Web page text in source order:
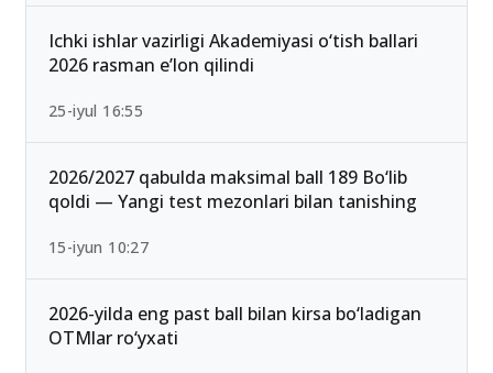
13-iyun 00:02
Ichki ishlar vazirligi Akademiyasi o‘tish ballari
2026 rasman e’lon qilindi
25-iyul 16:55
2026/2027 qabulda maksimal ball 189 Bo‘lib
qoldi — Yangi test mezonlari bilan tanishing
15-iyun 10:27